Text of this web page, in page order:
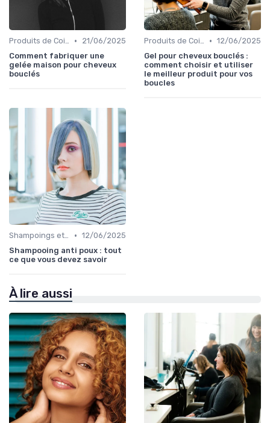
Produits de Coiffage •
21/06/2025
Comment fabriquer une
gelée maison pour cheveux
bouclés
Produits de Coiffage • 12/06/2025
Gel pour cheveux bouclés :
comment choisir et utiliser
le meilleur produit pour vos
boucles
Shampoings et Après-Shampoings • 12/06/2025
Shampooing anti poux : tout
ce que vous devez savoir
À lire aussi